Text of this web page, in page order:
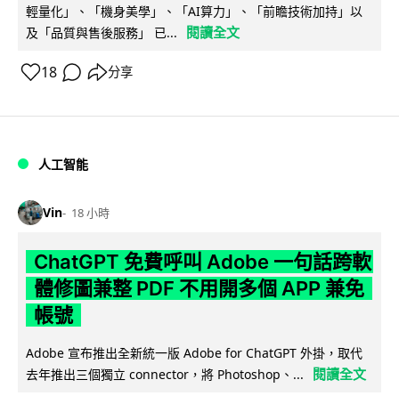
輕量化」、「機身美學」、「AI算力」、「前瞻技術加持」以
及「品質與售後服務」 已...
閱讀全文
18 分享
人工智能
Vin 18 小時
ChatGPT 免費呼叫 Adobe 一句話跨軟
體修圖兼整 PDF 不用開多個 APP 兼免
帳號
Adobe 宣布推出全新統一版 Adobe for ChatGPT 外掛，取代
去年推出三個獨立 connector，將 Photoshop、...
閱讀全文